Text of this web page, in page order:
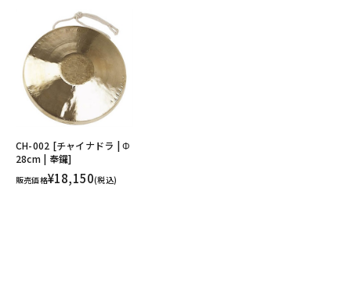
CH-002 [チャイナドラ | Φ
28cm | 奉鑼]
販売価格¥18,150(税込)